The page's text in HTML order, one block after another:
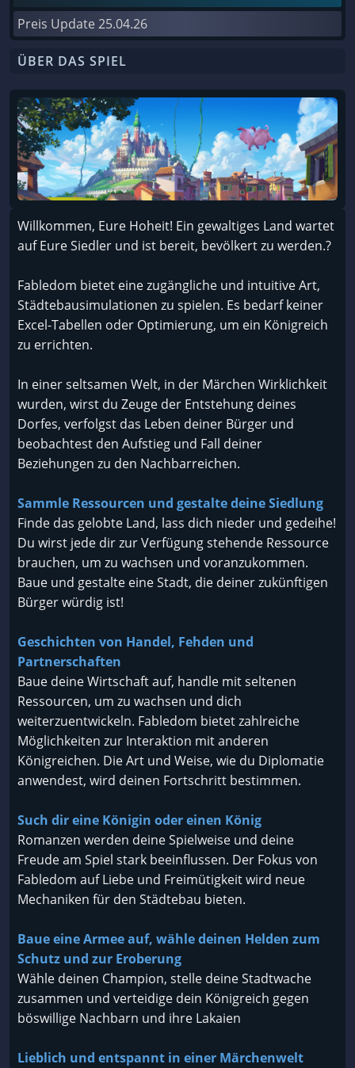
Preis Update 25.04.26
ÜBER DAS SPIEL
Willkommen, Eure Hoheit! Ein gewaltiges Land wartet
auf Eure Siedler und ist bereit, bevölkert zu werden.?
Fabledom bietet eine zugängliche und intuitive Art,
Städtebausimulationen zu spielen. Es bedarf keiner
Excel-Tabellen oder Optimierung, um ein Königreich
zu errichten.
In einer seltsamen Welt, in der Märchen Wirklichkeit
wurden, wirst du Zeuge der Entstehung deines
Dorfes, verfolgst das Leben deiner Bürger und
beobachtest den Aufstieg und Fall deiner
Beziehungen zu den Nachbarreichen.
Sammle Ressourcen und gestalte deine Siedlung
Finde das gelobte Land, lass dich nieder und gedeihe!
Du wirst jede dir zur Verfügung stehende Ressource
brauchen, um zu wachsen und voranzukommen.
Baue und gestalte eine Stadt, die deiner zukünftigen
Bürger würdig ist!
Geschichten von Handel, Fehden und
Partnerschaften
Baue deine Wirtschaft auf, handle mit seltenen
Ressourcen, um zu wachsen und dich
weiterzuentwickeln. Fabledom bietet zahlreiche
Möglichkeiten zur Interaktion mit anderen
Königreichen. Die Art und Weise, wie du Diplomatie
anwendest, wird deinen Fortschritt bestimmen.
Such dir eine Königin oder einen König
Romanzen werden deine Spielweise und deine
Freude am Spiel stark beeinflussen. Der Fokus von
Fabledom auf Liebe und Freimütigkeit wird neue
Mechaniken für den Städtebau bieten.
Baue eine Armee auf, wähle deinen Helden zum
Schutz und zur Eroberung
Wähle deinen Champion, stelle deine Stadtwache
zusammen und verteidige dein Königreich gegen
böswillige Nachbarn und ihre Lakaien
Lieblich und entspannt in einer Märchenwelt